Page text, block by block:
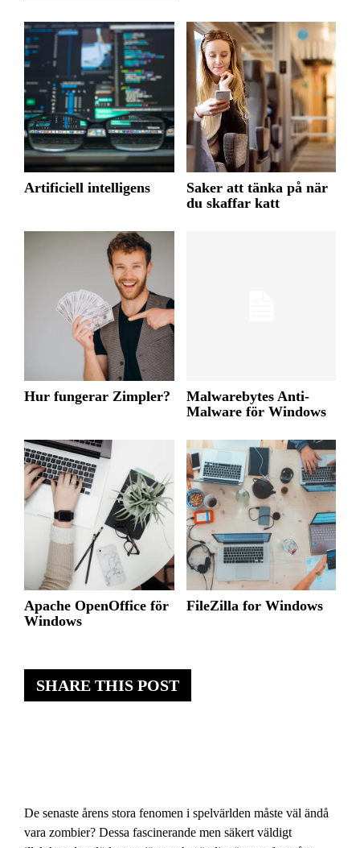
SHARE THIS POST
De senaste årens stora fenomen i spelvärlden måste väl ändå
vara zombier? Dessa fascinerande men säkert väldigt
Artificiell intelligens
Saker att tänka på när
du skaffar katt
Hur fungerar Zimpler?
Malwarebytes Anti-
Malware för Windows
Apache OpenOffice för
Windows
FileZilla for Windows